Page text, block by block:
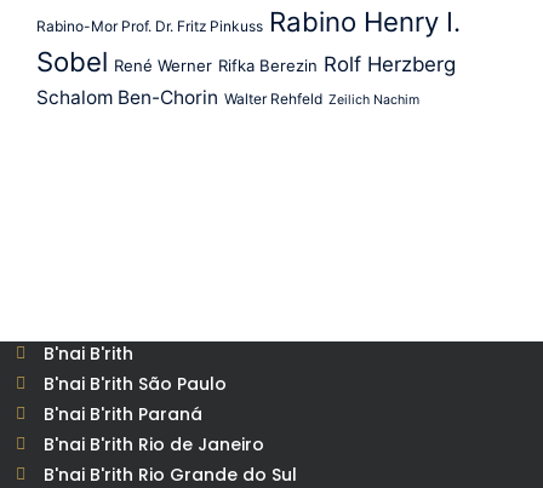
Rabino-Mor Prof. Dr. Fritz Pinkuss Rabino Henry I.
Sobel René Werner Rifka Berezin Rolf Herzberg
Schalom Ben-Chorin Walter Rehfeld Zeilich Nachim
B'nai B'rith
B'nai B'rith São Paulo
B'nai B'rith Paraná
B'nai B'rith Rio de Janeiro
B'nai B'rith Rio Grande do Sul